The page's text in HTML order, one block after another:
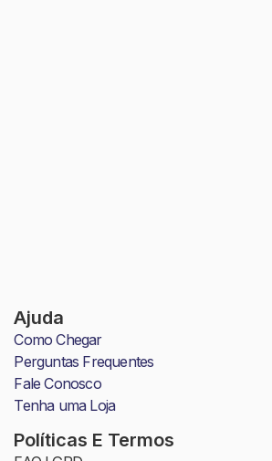
Ajuda
Como Chegar
Perguntas Frequentes
Fale Conosco
Tenha uma Loja
Políticas E Termos